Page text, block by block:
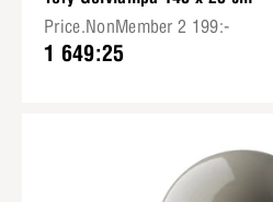
Price.NonMember 2 199:-
1 649:25